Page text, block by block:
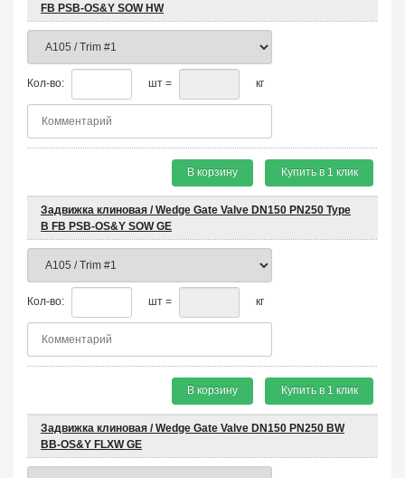
FB PSB-OS&Y SOW HW
Кол-во: шт = кг
В корзину Купить в 1 клик
Задвижка клиновая / Wedge Gate Valve DN150 PN250 Type
B FB PSB-OS&Y SOW GE
Кол-во: шт = кг
В корзину Купить в 1 клик
Задвижка клиновая / Wedge Gate Valve DN150 PN250 BW
BB-OS&Y FLXW GE